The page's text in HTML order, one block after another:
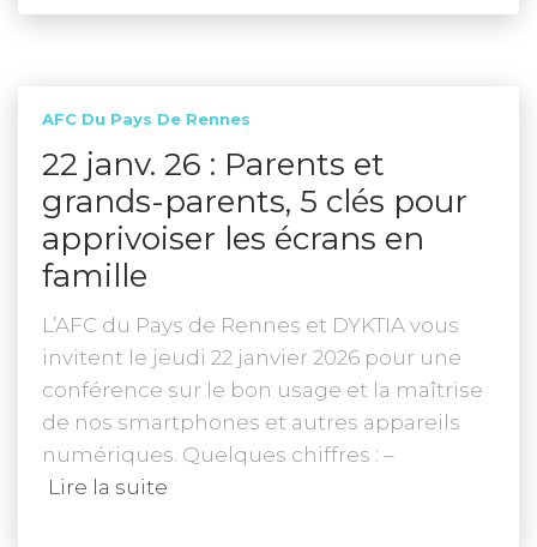
AFC Du Pays De Rennes
22 janv. 26 : Parents et
grands-parents, 5 clés pour
apprivoiser les écrans en
famille
L’AFC du Pays de Rennes et DYKTIA vous
invitent le jeudi 22 janvier 2026 pour une
conférence sur le bon usage et la maîtrise
de nos smartphones et autres appareils
numériques. Quelques chiffres : –
Lire la suite